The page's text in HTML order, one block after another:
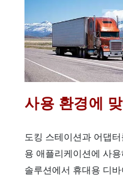
사용 환경에
도킹 스테이션과 어댑
용 애플리케이션에 사
솔루션에서 휴대용 디